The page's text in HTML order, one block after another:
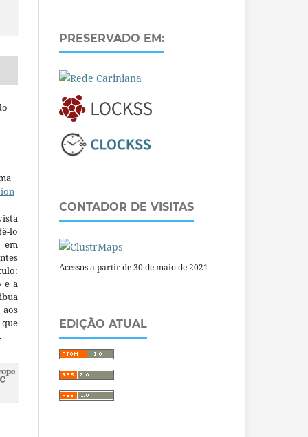
lo
em
e a
PRESERVADO EM:
CONTADOR DE VISITAS
Acessos a partir de 30 de maio de 2021
EDIÇÃO ATUAL